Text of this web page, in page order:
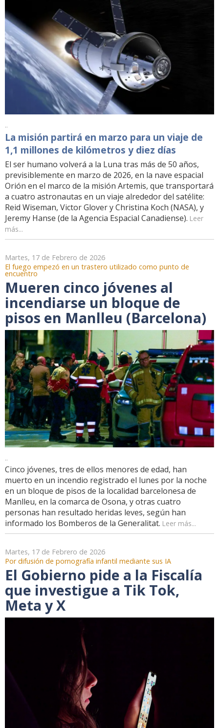
..
La misión partirá en marzo para un viaje de
1,1 millones de kilómetros y diez días
El ser humano volverá a la Luna tras más de 50 años,
previsiblemente en marzo de 2026, en la nave espacial
Orión en el marco de la misión Artemis, que transportará
a cuatro astronautas en un viaje alrededor del satélite:
Reid Wiseman, Victor Glover y Christina Koch (NASA), y
Jeremy Hanse (de la Agencia Espacial Canadiense). Leer
más...
Martes, 17 de Febrero de 2026
El fuego empezó en un trastero utilizado como punto de
encuentro
Mueren cinco jóvenes al
incendiarse un bloque de
pisos en Manlleu (Barcelona)
..
Cinco jóvenes, tres de ellos menores de edad, han
muerto en un incendio registrado el lunes por la noche
en un bloque de pisos de la localidad barcelonesa de
Manlleu, en la comarca de Osona, y otras cuatro
personas han resultado heridas leves, según han
informado los Bomberos de la Generalitat. Leer más...
Martes, 17 de Febrero de 2026
Por difusión de pornografía infantil mediante sus IA
El Gobierno pide a la Fiscalía
que investigue a Tik Tok,
Meta y X